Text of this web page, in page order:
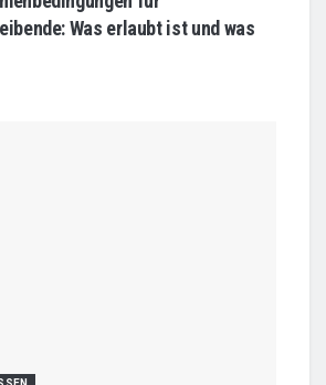
Was erlaubt ist und was